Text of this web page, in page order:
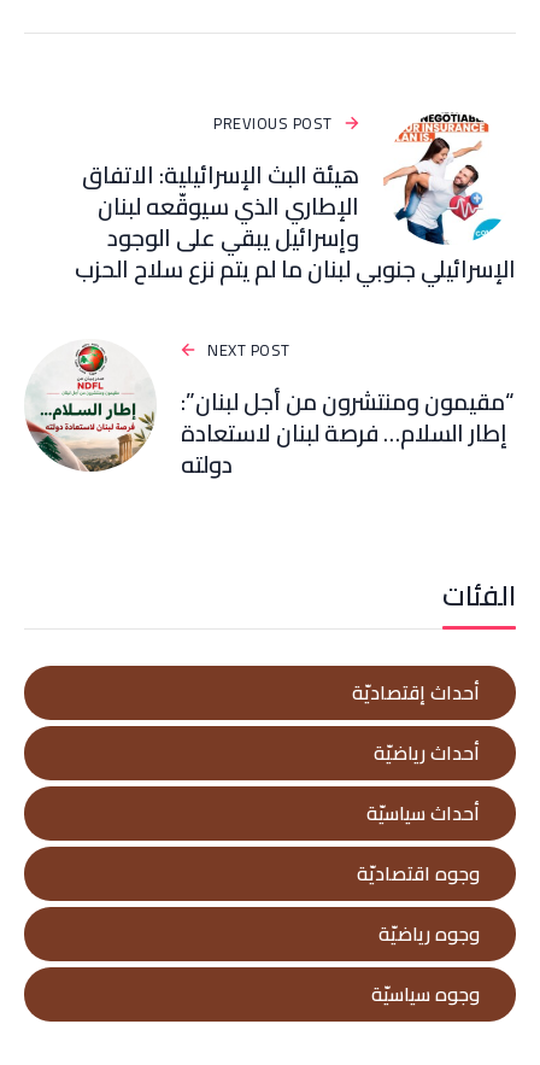
PREVIOUS POST
هيئة البث الإسرائيلية: الاتفاق
الإطاري الذي سيوقّعه لبنان
وإسرائيل يبقي على الوجود
الإسرائيلي جنوبي لبنان ما لم يتم نزع سلاح الحزب
NEXT POST
“مقيمون ومنتشرون من أجل لبنان”:
إطار السلام… فرصة لبنان لاستعادة
دولته
الفئات
أحداث إقتصاديّة
أحداث رياضيّة
أحداث سياسيّة
وجوه اقتصاديّة
وجوه رياضيّة
وجوه سياسيّة